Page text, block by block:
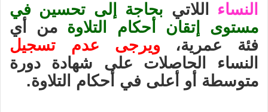
النساء
اللاتي بحاجة إلى تحسين في
مستوى إتقان أحكام التلاوة من أي
فئة عمرية، ويرجى عدم تسجيل
النساء الحاصلات على شهادة دورة
متوسطة أو أعلى في أحكام التلاوة.